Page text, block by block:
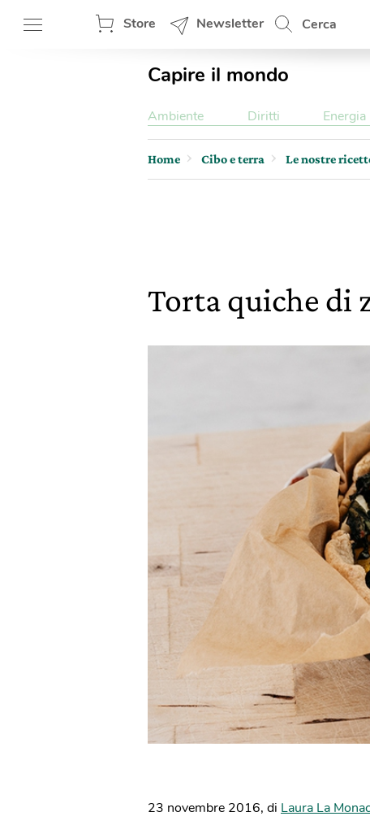
Store Newsletter Cerca
Capire il mondo
Ambiente Diritti Energia
Home Cibo e terra Le nostre
Torta quiche di
23 novembre 2016, di Laura La